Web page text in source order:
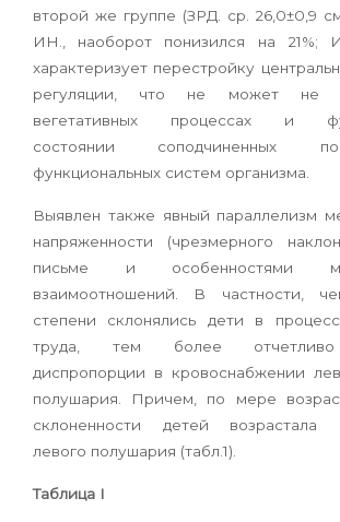
второй же группе (ЗРД. ср. 26,0±0,9
ИН., наоборот понизился на 21%;
характеризует перестройку
регуляции, что не может не
вегетативных процессах и
состоянии соподчиненных
функциональных систем организма.
Выявлен также явный параллелизм
напряженности (чрезмерного
письме и особенностями
взаимоотношений. В частности,
степени склонялись дети в
труда, тем более отчетливо
диспропорции в кровоснабжении
полушария. Причем, по мере
склоненности детей возрастала
левого полушария (табл.1).
Таблица I